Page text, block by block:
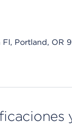
Portland, OR
mobile devices